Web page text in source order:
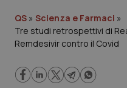
Governo e
Regioni e Asl
QS » Scienza e Farmaci »
Tre studi retrospettivi di
Remdesivir contro il Covid